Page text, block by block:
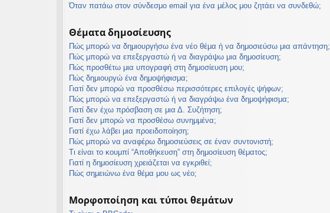
Όταν πατάω στον σύνδεσμο email για ένα μέλος μου ζητάει να συνδεθώ;
Θέματα δημοσίευσης
Πώς μπορώ να δημιουργήσω ένα νέο θέμα ή να δημοσιεύσω μια απάντηση;
Πώς μπορώ να επεξεργαστώ ή να διαγράψω μια δημοσίευση;
Πώς προσθέτω μια υπογραφή στη δημοσίευση μου;
Πώς δημιουργώ ένα δημοψήφισμα;
Γιατί δεν μπορώ να προσθέσω περισσότερες επιλογές ψήφων;
Πώς μπορώ να επεξεργαστώ ή να διαγράψω ένα δημοψήφισμα;
Γιατί δεν έχω πρόσβαση σε μια Δ. Συζήτηση;
Γιατί δεν μπορώ να προσθέσω συνημμένα;
Γιατί έχω λάβει μια προειδοποίηση;
Πώς μπορώ να αναφέρω δημοσιεύσεις σε έναν συντονιστή;
Τι είναι το κουμπί “Αποθήκευση” στη δημοσίευση θέματος;
Γιατί η δημοσίευση χρειάζεται να εγκριθεί;
Πώς σημειώνω ένα θέμα μου ως νέο;
Μορφοποίηση και τύποι θεμάτων